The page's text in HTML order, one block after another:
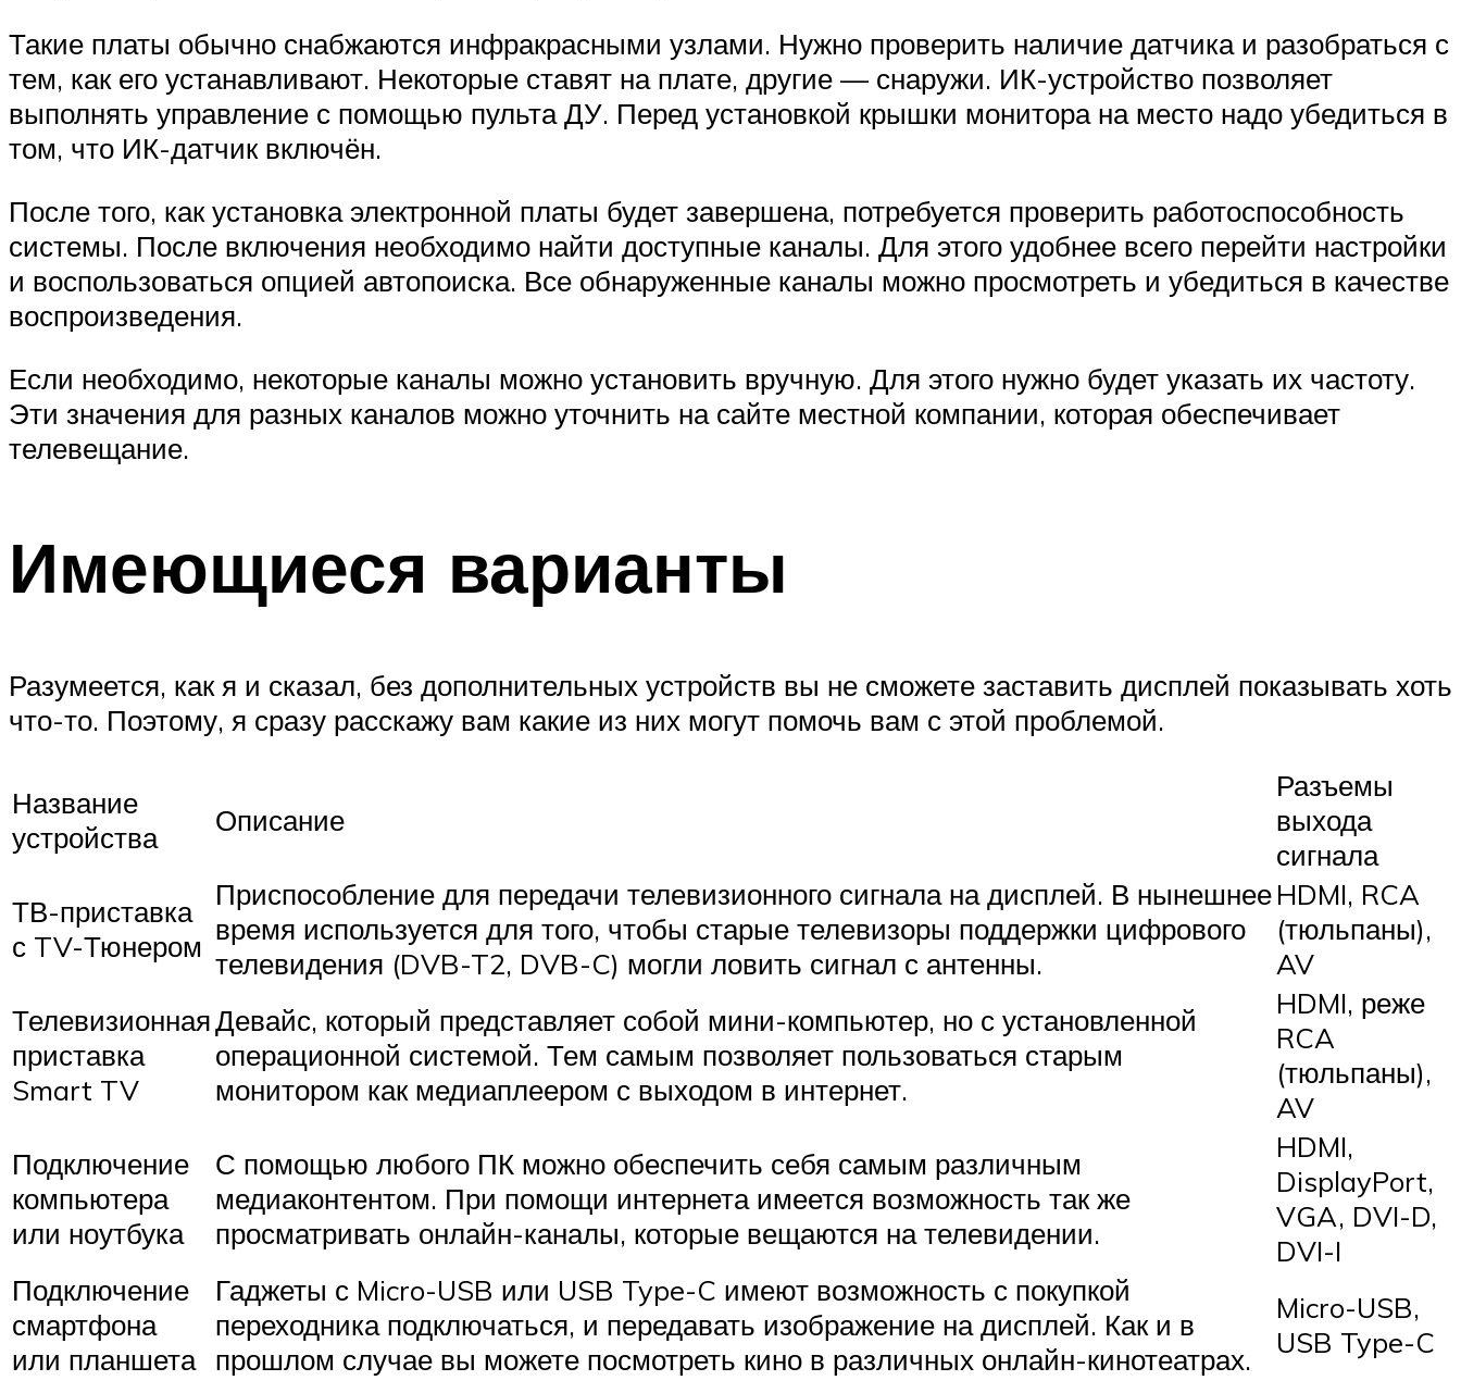
Такие платы обычно снабжаются инфракрасными узлами. Нужно проверить наличие датчика и разобраться с
тем, как его устанавливают. Некоторые ставят на плате, другие — снаружи. ИК-устройство позволяет
выполнять управление с помощью пульта ДУ. Перед установкой крышки монитора на место надо убедиться в
том, что ИК-датчик включён.
После того, как установка электронной платы будет завершена, потребуется проверить работоспособность
системы. После включения необходимо найти доступные каналы. Для этого удобнее всего перейти настройки
и воспользоваться опцией автопоиска. Все обнаруженные каналы можно просмотреть и убедиться в качестве
воспроизведения.
Если необходимо, некоторые каналы можно установить вручную. Для этого нужно будет указать их частоту.
Эти значения для разных каналов можно уточнить на сайте местной компании, которая обеспечивает
телевещание.
Имеющиеся варианты
Разумеется, как я и сказал, без дополнительных устройств вы не сможете заставить дисплей показывать хоть
что-то. Поэтому, я сразу расскажу вам какие из них могут помочь вам с этой проблемой.
Название
устройства
Описание
Разъемы
выхода
сигнала
ТВ-приставка
с TV-Тюнером
Приспособление для передачи телевизионного сигнала на дисплей. В нынешнее
время используется для того, чтобы старые телевизоры поддержки цифрового
телевидения (DVB-T2, DVB-C) могли ловить сигнал с антенны.
HDMI, RCA
(тюльпаны),
AV
Телевизионная
приставка
Smart TV
Девайс, который представляет собой мини-компьютер, но с установленной
операционной системой. Тем самым позволяет пользоваться старым
монитором как медиаплеером с выходом в интернет.
HDMI, реже
RCA
(тюльпаны),
AV
Подключение
компьютера
или ноутбука
С помощью любого ПК можно обеспечить себя самым различным
медиаконтентом. При помощи интернета имеется возможность так же
просматривать онлайн-каналы, которые вещаются на телевидении.
HDMI,
DisplayPort,
VGA, DVI-D,
DVI-I
Подключение
смартфона
или планшета
Гаджеты с Micro-USB или USB Type-C имеют возможность с покупкой
переходника подключаться, и передавать изображение на дисплей. Как и в
прошлом случае вы можете посмотреть кино в различных онлайн-кинотеатрах.
Micro-USB,
USB Type-C